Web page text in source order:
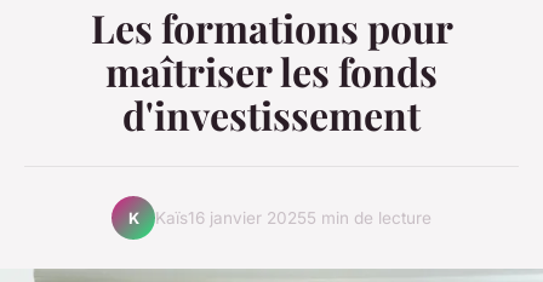
Les formations pour
maîtriser les fonds
d'investissement
K Kaïs16 janvier 20255 min de lecture